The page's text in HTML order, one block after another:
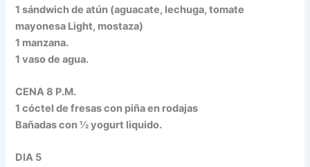
1 sándwich de atún (aguacate, lechuga, tomate
mayonesa Light, mostaza)
1 manzana.
1 vaso de agua.
CENA 8 P.M.
1 cóctel de fresas con piña en rodajas
Bañadas con ½ yogurt liquido.
DIA 5